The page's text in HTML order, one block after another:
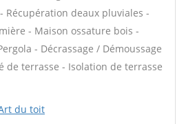
Récupération deaux pluviales -
- Maison ossature bois -
- Décrassage / Démoussage
de terrasse - Isolation de terrasse
du toit